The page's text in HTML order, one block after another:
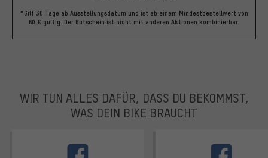
*Gilt 30 Tage ab Ausstellungsdatum und ist ab einem Mindestbestellwert von
60 € gültig. Der Gutschein ist nicht mit anderen Aktionen kombinierbar.
WIR TUN ALLES DAFÜR, DASS DU BEKOMMST,
WAS DEIN BIKE BRAUCHT